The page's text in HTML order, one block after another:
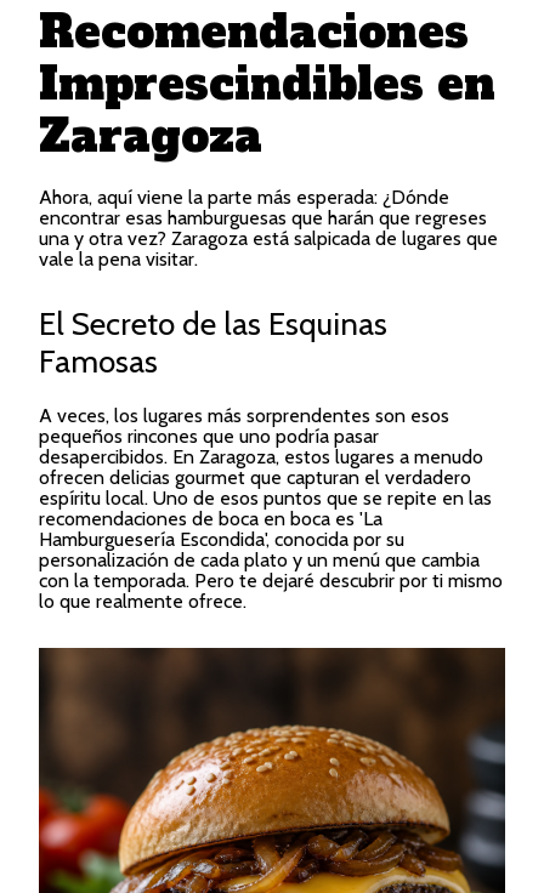
Recomendaciones
Imprescindibles en
Zaragoza
Ahora, aquí viene la parte más esperada: ¿Dónde
encontrar esas hamburguesas que harán que regreses
una y otra vez? Zaragoza está salpicada de lugares que
vale la pena visitar.
El Secreto de las Esquinas
Famosas
A veces, los lugares más sorprendentes son esos
pequeños rincones que uno podría pasar
desapercibidos. En Zaragoza, estos lugares a menudo
ofrecen delicias gourmet que capturan el verdadero
espíritu local. Uno de esos puntos que se repite en las
recomendaciones de boca en boca es 'La
Hamburguesería Escondida', conocida por su
personalización de cada plato y un menú que cambia
con la temporada. Pero te dejaré descubrir por ti mismo
lo que realmente ofrece.